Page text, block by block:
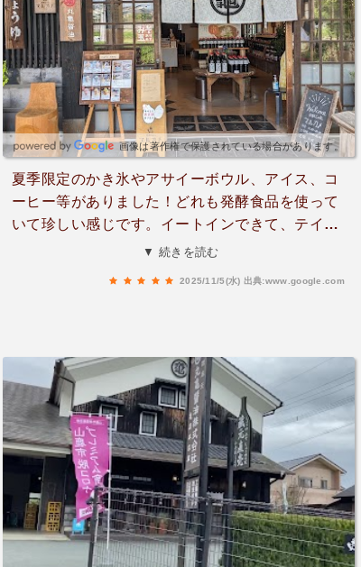
季節野菜のポタージュを ひと口食べて 美味しい！
体にいい味！ 健康になれる！ と大満足しました(*
^^*) あま酒ソイプリンブルーベリーソースかけに
は 砂糖を使ってない甘さが伝わってきました！ 帰
りにお味噌とプリンと 透明なお醤油を買いました
✌️ 長生きしたい人 旅行気分を味わいたい人 美味
しいものを食べたい人 にはおすすめです✨ また行
きたいなぁ🍀
画像は著作権で保護されている場合があります。
夏季限定のかき氷やアサイーボウル、アイス、コ
ーヒー等がありました！どれも発酵食品を使って
いて珍しい感じです。イートインできて、テイク
アウト可能な商品は一部です！かき氷は食感は若
🌿‬
▼ 続きを読む
2025/11/5(水) 出典:www.google.com